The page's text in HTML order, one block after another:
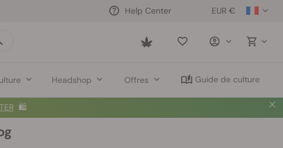
EUR €
Help Center
Saved
Headshop Offres Guide de culture
🛍️